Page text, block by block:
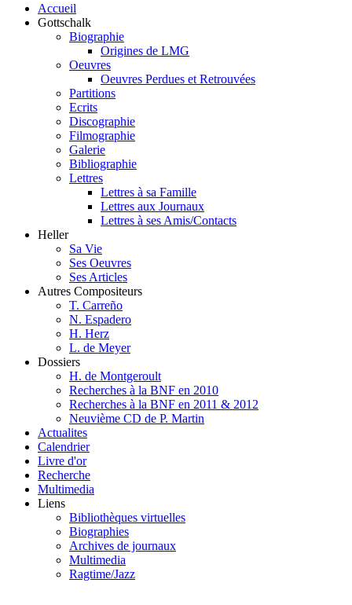
Accueil
Gottschalk
Biographie
Origines de LMG
Oeuvres
Oeuvres Perdues et Retrouvées
Partitions
Ecrits
Discographie
Filmographie
Galerie
Bibliographie
Lettres
Lettres à sa Famille
Lettres aux Journaux
Lettres à ses Amis/Contacts
Heller
Sa Vie
Ses Oeuvres
Ses Articles
Autres Compositeurs
T. Carreño
N. Espadero
H. Herz
L. de Meyer
Dossiers
H. de Montgeroult
Recherches à la BNF en 2010
Recherches à la BNF en 2011 & 2012
Neuvième CD de P. Martin
Actualites
Calendrier
Livre d'or
Recherche
Multimedia
Liens
Bibliothèques virtuelles
Biographies
Archives de journaux
Multimedia
Ragtime/Jazz